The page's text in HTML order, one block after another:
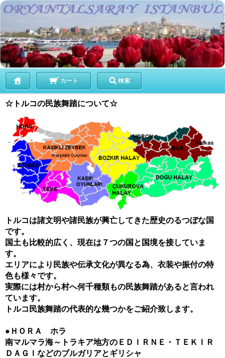
カート 検索
☆トルコの民族舞踏について☆
トルコは諸文明や諸民族が興亡してきた歴史のるつぼな国
です。
国土も比較的広く、現在は７つの国と国境を接していま
す。
エリアにより民族や伝承文化が異なる為、衣装や振付の特
色も様々です。
実際には村から村へ何千種類もの民族舞踏があると言われ
ています。
トルコ民族舞踏の代表的な幾つかをご紹介致します。
●ＨＯＲＡ ホラ
南マルマラ海～トラキア地方のＥＤＩＲＮＥ・ＴＥＫＩＲ
ＤＡＧＩなどのブルガリアとギリシャ